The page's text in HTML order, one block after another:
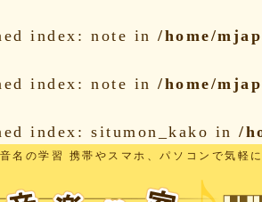
index: note in/home/
index: note in/home/
index: situmon_kako in/
名の学習 携帯やスマホ、パソコンで気軽